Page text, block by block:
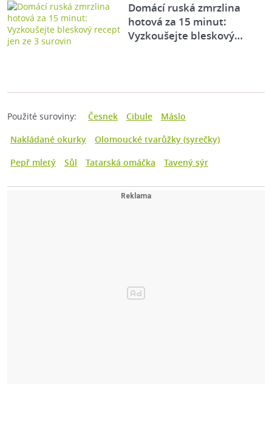
Domácí ruská zmrzlina
hotová za 15 minut:
Vyzkoušejte bleskový…
Použité suroviny: Česnek Cibule
Máslo
Nakládané okurky
Olomoucké tvarůžky (syrečky)
Pepř mletý
Sůl Tatarská omáčka Tavený sýr